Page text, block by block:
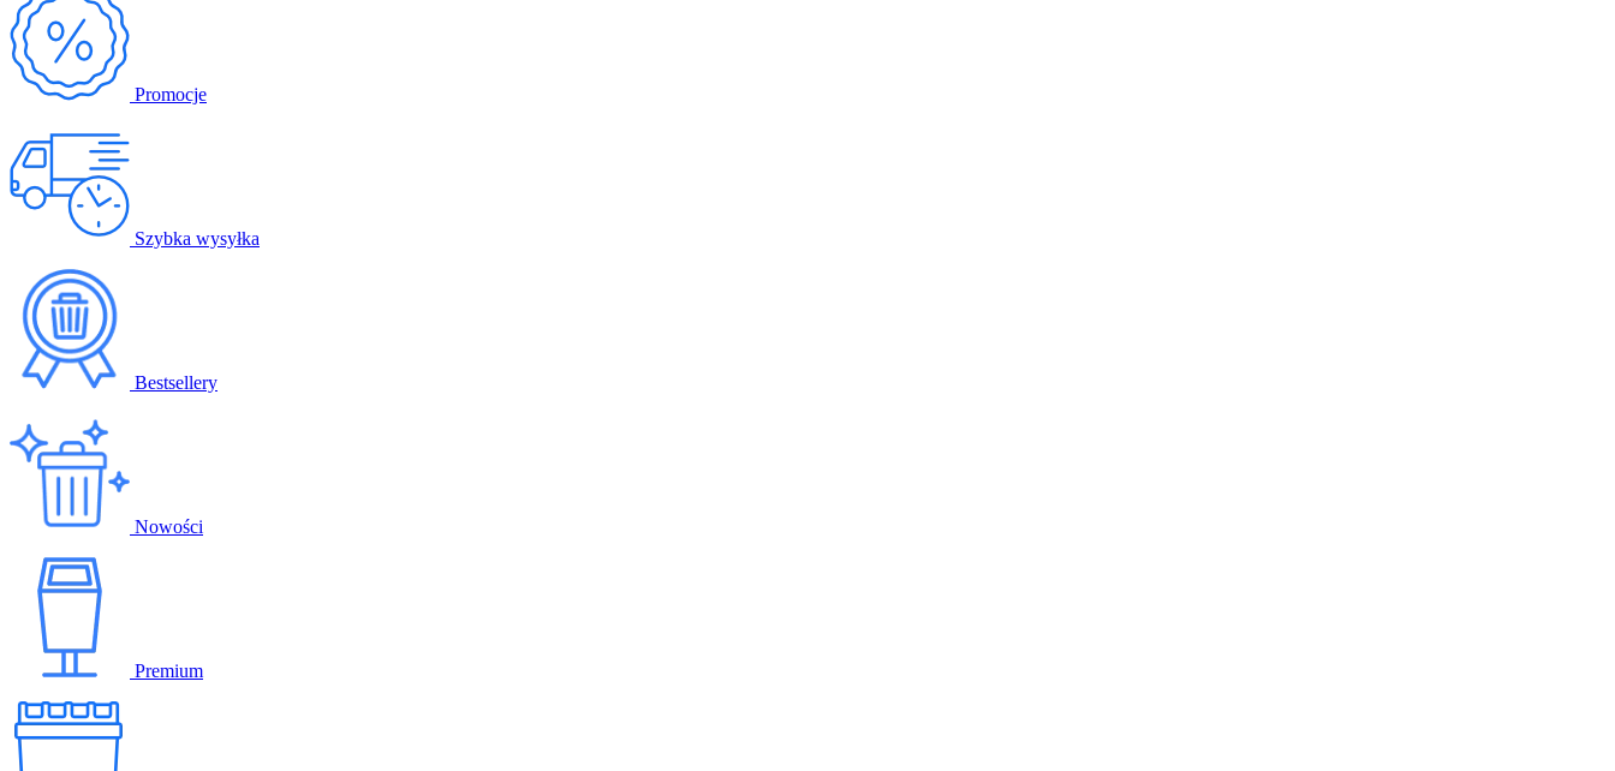
Promocje
Szybka wysyłka
Bestsellery
Nowości
Premium